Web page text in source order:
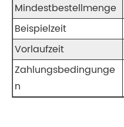
Mindestbestellmenge
Beispielzeit
Vorlaufzeit
Zahlungsbedingunge
n